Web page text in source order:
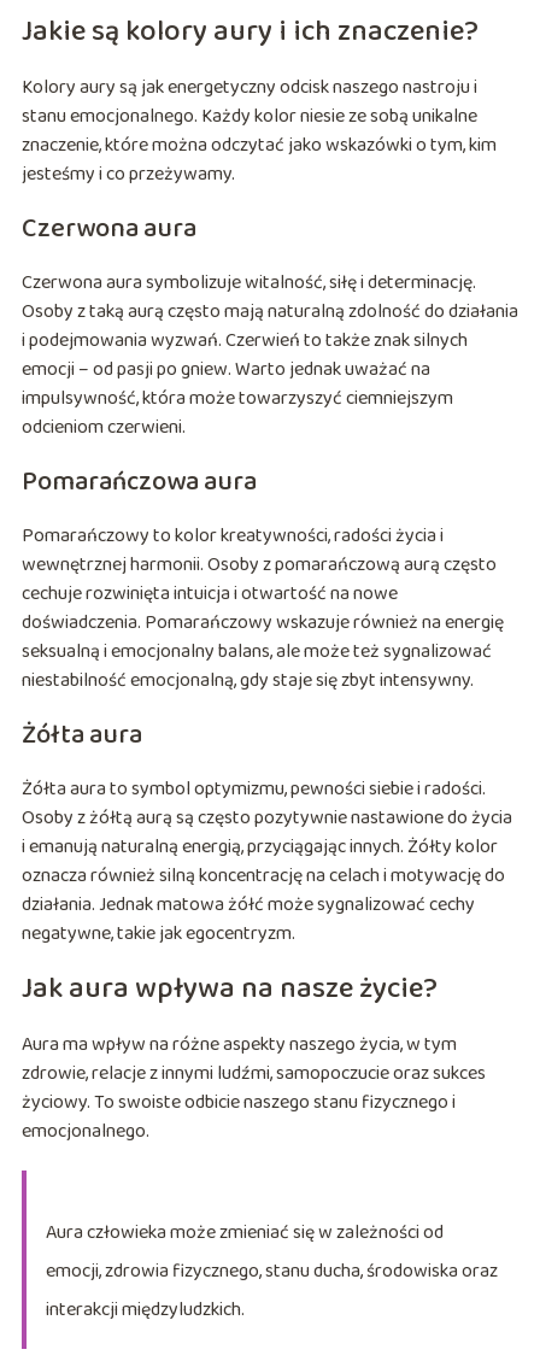
Jakie są kolory aury i ich znaczenie?
Kolory aury są jak energetyczny odcisk naszego nastroju i
stanu emocjonalnego. Każdy kolor niesie ze sobą unikalne
znaczenie, które można odczytać jako wskazówki o tym, kim
jesteśmy i co przeżywamy.
Czerwona aura
Czerwona aura symbolizuje witalność, siłę i determinację.
Osoby z taką aurą często mają naturalną zdolność do działania
i podejmowania wyzwań. Czerwień to także znak silnych
emocji – od pasji po gniew. Warto jednak uważać na
impulsywność, która może towarzyszyć ciemniejszym
odcieniom czerwieni.
Pomarańczowa aura
Pomarańczowy to kolor kreatywności, radości życia i
wewnętrznej harmonii. Osoby z pomarańczową aurą często
cechuje rozwinięta intuicja i otwartość na nowe
doświadczenia. Pomarańczowy wskazuje również na energię
seksualną i emocjonalny balans, ale może też sygnalizować
niestabilność emocjonalną, gdy staje się zbyt intensywny.
Żółta aura
Żółta aura to symbol optymizmu, pewności siebie i radości.
Osoby z żółtą aurą są często pozytywnie nastawione do życia
i emanują naturalną energią, przyciągając innych. Żółty kolor
oznacza również silną koncentrację na celach i motywację do
działania. Jednak matowa żółć może sygnalizować cechy
negatywne, takie jak egocentryzm.
Jak aura wpływa na nasze życie?
Aura ma wpływ na różne aspekty naszego życia, w tym
zdrowie, relacje z innymi ludźmi, samopoczucie oraz sukces
życiowy. To swoiste odbicie naszego stanu fizycznego i
emocjonalnego.
Aura człowieka może zmieniać się w zależności od
emocji, zdrowia fizycznego, stanu ducha, środowiska oraz
interakcji międzyludzkich.